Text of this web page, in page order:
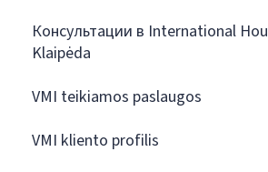
Консультации в International
Klaipėda
VMI teikiamos paslaugos
VMI kliento profilis